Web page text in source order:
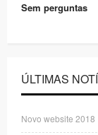
Sem perguntas
ÚLTIMAS
Novo website 2018